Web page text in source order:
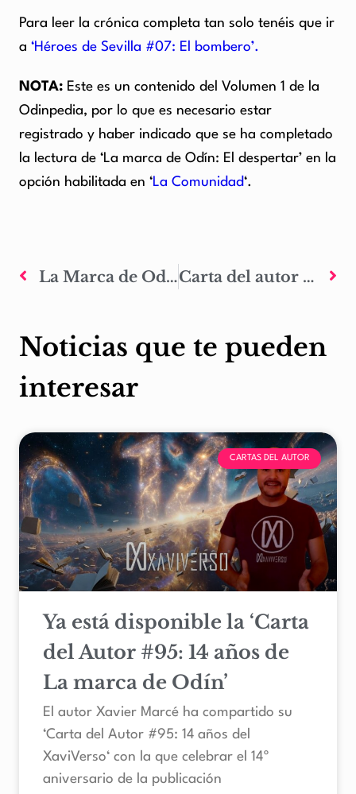
Para leer la crónica completa tan solo tenéis que ir
a ‘Héroes de Sevilla #07: El bombero’.
NOTA: Este es un contenido del Volumen 1 de la
Odinpedia, por lo que es necesario estar
registrado y haber indicado que se ha completado
la lectura de ‘La marca de Odín: El despertar’ en la
opción habilitada en ‘La Comunidad‘.
La Marca de Odín colabora con las jornadas de rol de Salambina 2014 Carta del autor #24: Preparando el segundo aniversario
Noticias que te pueden
interesar
CARTAS DEL AUTOR
Ya está disponible la ‘Carta
del Autor #95: 14 años de
La marca de Odín’
El autor Xavier Marcé ha compartido su
‘Carta del Autor #95: 14 años del
XaviVerso‘ con la que celebrar el 14º
aniversario de la publicación